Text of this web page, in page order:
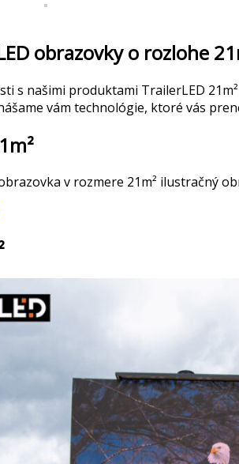
obrazovky o rozlohe
s našimi produktami TrailerLED
vám technológie, ktoré vás